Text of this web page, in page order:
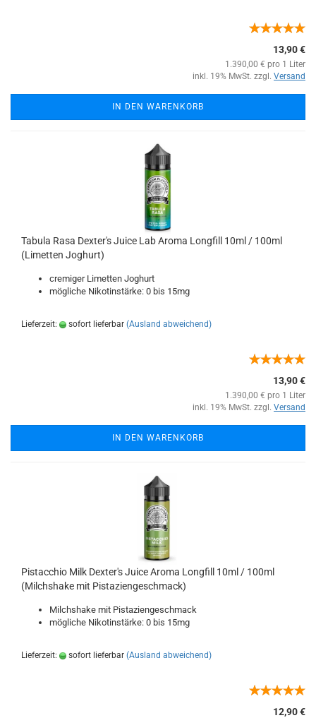
13,90 €
1.390,00 € pro 1 Liter
inkl. 19% MwSt. zzgl. Versand
IN DEN WARENKORB
Tabula Rasa Dexter's Juice Lab Aroma Longfill 10ml / 100ml
(Limetten Joghurt)
cremiger Limetten Joghurt
mögliche Nikotinstärke: 0 bis 15mg
Lieferzeit: sofort lieferbar (Ausland abweichend)
13,90 €
1.390,00 € pro 1 Liter
inkl. 19% MwSt. zzgl. Versand
IN DEN WARENKORB
Pistacchio Milk Dexter's Juice Aroma Longfill 10ml / 100ml
(Milchshake mit Pistaziengeschmack)
Milchshake mit Pistaziengeschmack
mögliche Nikotinstärke: 0 bis 15mg
Lieferzeit: sofort lieferbar (Ausland abweichend)
12,90 €